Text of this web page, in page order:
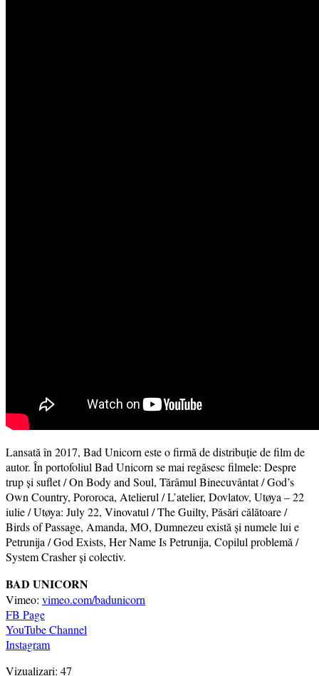
Lansată în 2017, Bad Unicorn este o firmă de distribuție de film de
autor. În portofoliul Bad Unicorn se mai regăsesc filmele: Despre
trup și suflet / On Body and Soul, Tărâmul Binecuvântat / God’s
Own Country, Pororoca, Atelierul / L’atelier, Dovlatov, Utøya – 22
iulie / Utøya: July 22, Vinovatul / The Guilty, Păsări călătoare /
Birds of Passage, Amanda, MO, Dumnezeu există și numele lui e
Petrunija / God Exists, Her Name Is Petrunija, Copilul problemă /
System Crasher și colectiv.
BAD UNICORN
Vimeo: vimeo.com/badunicorn
FB Page
YouTube Channel
Instagram
Vizualizari: 47